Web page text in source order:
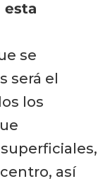
esta
se
será el
los
así